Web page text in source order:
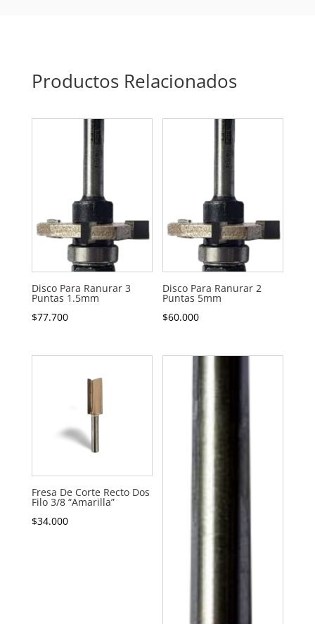
Productos Relacionados
Disco Para Ranurar 3
Puntas 1.5mm
$77.700
Disco Para Ranurar 2
Puntas 5mm
$60.000
Fresa De Corte Recto Dos
Filo 3/8 “Amarilla”
$34.000